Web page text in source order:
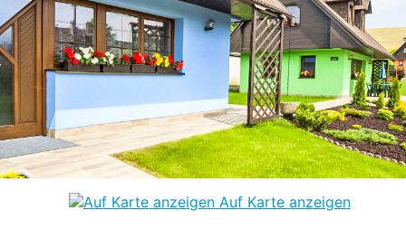
Auf Karte anzeigen